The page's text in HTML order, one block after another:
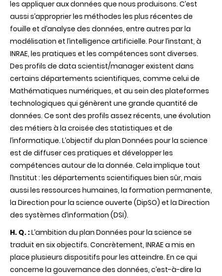
les appliquer aux données que nous produisons. C’est
aussi s’approprier les méthodes les plus récentes de
fouille et d’analyse des données, entre autres par la
modélisation et l’intelligence artificielle. Pour l’instant, à
INRAE, les pratiques et les compétences sont diverses.
Des profils de data scientist/manager existent dans
certains départements scientifiques, comme celui de
Mathématiques numériques, et au sein des plateformes
technologiques qui génèrent une grande quantité de
données. Ce sont des profils assez récents, une évolution
des métiers à la croisée des statistiques et de
l’informatique. L’objectif du plan Données pour la science
est de diffuser ces pratiques et développer les
compétences autour de la donnée. Cela implique tout
l’Institut : les départements scientifiques bien sûr, mais
aussi les ressources humaines, la formation permanente,
la Direction pour la science ouverte (DipSO) et la Direction
des systèmes d’information (DSI).
H. Q. :L’ambition du plan Données pour la science se
traduit en six objectifs. Concrètement, INRAE a mis en
place plusieurs dispositifs pour les atteindre. En ce qui
concerne la gouvernance des données, c’est-à-dire la